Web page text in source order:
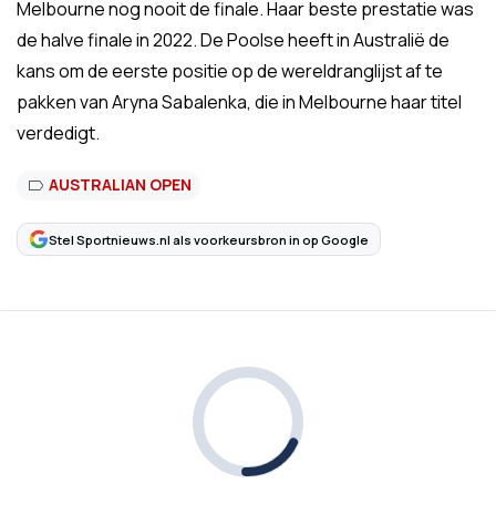
Melbourne nog nooit de finale. Haar beste prestatie was
de halve finale in 2022. De Poolse heeft in Australië de
kans om de eerste positie op de wereldranglijst af te
pakken van Aryna Sabalenka, die in Melbourne haar titel
verdedigt.
AUSTRALIAN OPEN
Stel Sportnieuws.nl als voorkeursbron in op Google